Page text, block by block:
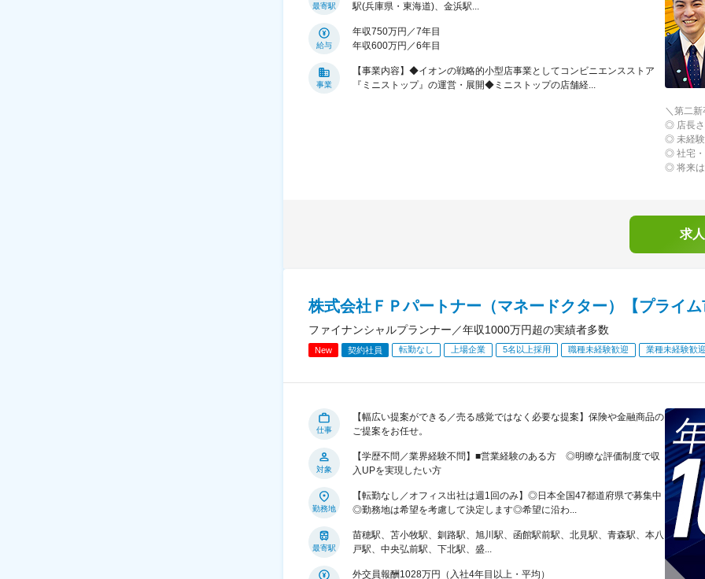
最寄駅
駅(兵庫県・東海道)、金浜駅...
給与
年収750万円／7年目
年収600万円／6年目
事業
【事業内容】◆イオンの戦略的小型店事業としてコンビニエンスストア
『ミニストップ』の運営・展開◆ミニストップの店舗経...
＼第二
◎ 店長さ
◎ 未経験
◎ 社宅・
◎ 将来は
求
株式会社ＦＰパートナー（マネードクター）【プライ
ファイナンシャルプランナー／年収1000万円超の実績者多数
New 契約社員 転勤なし 上場企業 5名以上採用 職種未経験歓迎 業種未経験歓
仕事
【幅広い提案ができる／売る感覚ではなく必要な提案】保険や金融商品の
ご提案をお任せ。
対象
【学歴不問／業界経験不問】■営業経験のある方 ◎明瞭な評価制度で収
入UPを実現したい方
勤務地
【転勤なし／オフィス出社は週1回のみ】◎日本全国47都道府県で募集中
◎勤務地は希望を考慮して決定します◎希望に沿わ...
最寄駅
苗穂駅、苫小牧駅、釧路駅、旭川駅、函館駅前駅、北見駅、青森駅、本八
戸駅、中央弘前駅、下北駅、盛...
外交員報酬1028万円（入社4年目以上・平均）